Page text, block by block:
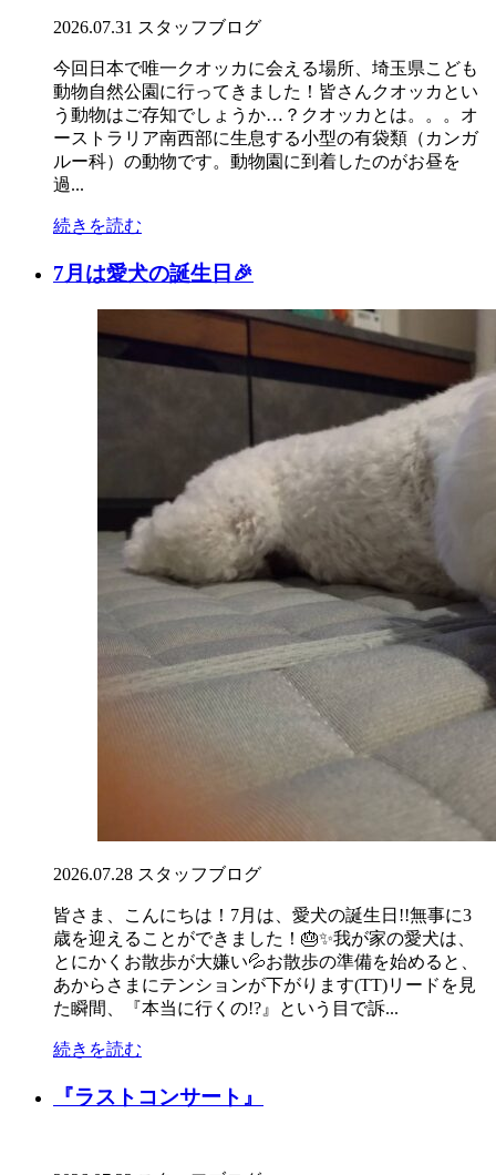
2026.07.31 スタッフブログ
今回日本で唯一クオッカに会える場所、埼玉県こども
動物自然公園に行ってきました！皆さんクオッカとい
う動物はご存知でしょうか…？クオッカとは。。。オ
ーストラリア南西部に生息する小型の有袋類（カンガ
ルー科）の動物です。動物園に到着したのがお昼を
過...
続きを読む
7月は愛犬の誕生日🎉
2026.07.28 スタッフブログ
皆さま、こんにちは！7月は、愛犬の誕生日!!無事に3
歳を迎えることができました！🎂✨我が家の愛犬は、
とにかくお散歩が大嫌い💦お散歩の準備を始めると、
あからさまにテンションが下がります(TT)リードを見
た瞬間、『本当に行くの!?』という目で訴...
続きを読む
『ラストコンサート』